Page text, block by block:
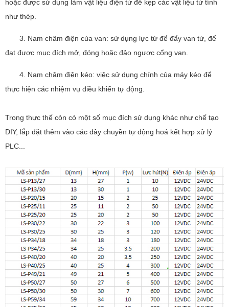
hoặc được sử dụng làm vật liệu điện từ để kẹp các vật liệu từ tính
như thép.
3. Nam châm điện của van: sử dụng lực từ để đẩy van từ, để
đạt được mục đích mở, đóng hoặc đảo ngược cổng van.
4. Nam châm điện kéo: việc sử dụng chính của máy kéo để
thực hiện các nhiệm vụ điều khiển tự động.
Trong thực thế còn có một số mục đích sử dụng khác như chế tạo
DIY, lắp đặt thêm vào các dây chuyền tự động hoá kết hợp xử lý
PLC...